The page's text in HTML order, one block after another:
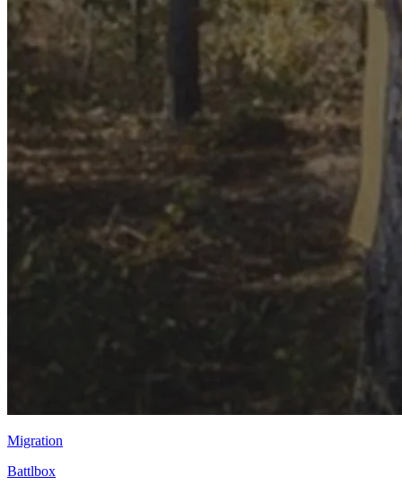
Migration
Battlbox